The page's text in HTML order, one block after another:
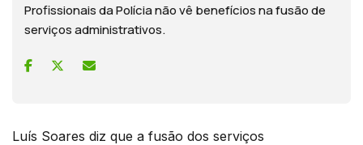
Profissionais da Polícia não vê benefícios na fusão de
serviços administrativos.
Luís Soares diz que a fusão dos serviços